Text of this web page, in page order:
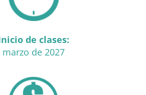
de clases:
marzo de 2027